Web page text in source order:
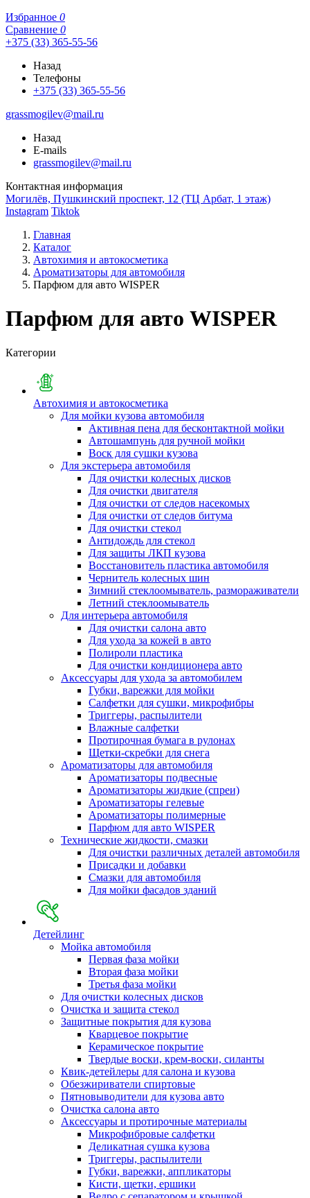
Избранное 0
Сравнение 0
+375 (33) 365-55-56
Назад
Телефоны
+375 (33) 365-55-56
grassmogilev@mail.ru
Назад
E-mails
grassmogilev@mail.ru
Контактная информация
Могилёв, Пушкинский проспект, 12 (ТЦ Арбат, 1 этаж)
Instagram Tiktok
Главная
Каталог
Автохимия и автокосметика
Ароматизаторы для автомобиля
Парфюм для авто WISPER
Парфюм для авто WISPER
Категории
Автохимия и автокосметика
Для мойки кузова автомобиля
Активная пена для бесконтактной мойки
Автошампунь для ручной мойки
Воск для сушки кузова
Для экстерьера автомобиля
Для очистки колесных дисков
Для очистки двигателя
Для очистки от следов насекомых
Для очистки от следов битума
Для очистки стекол
Антидождь для стекол
Для защиты ЛКП кузова
Восстановитель пластика автомобиля
Чернитель колесных шин
Зимний стеклоомыватель, размораживатели
Летний стеклоомыватель
Для интерьера автомобиля
Для очистки салона авто
Для ухода за кожей в авто
Полироли пластика
Для очистки кондиционера авто
Аксессуары для ухода за автомобилем
Губки, варежки для мойки
Салфетки для сушки, микрофибры
Триггеры, распылители
Влажные салфетки
Протирочная бумага в рулонах
Щетки-скребки для снега
Ароматизаторы для автомобиля
Ароматизаторы подвесные
Ароматизаторы жидкие (спреи)
Ароматизаторы гелевые
Ароматизаторы полимерные
Парфюм для авто WISPER
Технические жидкости, смазки
Для очистки различных деталей автомобиля
Присадки и добавки
Смазки для автомобиля
Для мойки фасадов зданий
Детейлинг
Мойка автомобиля
Первая фаза мойки
Вторая фаза мойки
Третья фаза мойки
Для очистки колесных дисков
Очистка и защита стекол
Защитные покрытия для кузова
Кварцевое покрытие
Керамическое покрытие
Твердые воски, крем-воски, силанты
Квик-детейлеры для салона и кузова
Обезжириватели спиртовые
Пятновыводители для кузова авто
Очистка салона авто
Аксессуары и протирочные материалы
Микрофибровые салфетки
Деликатная сушка кузова
Триггеры, распылители
Губки, варежки, аппликаторы
Кисти, щетки, ершики